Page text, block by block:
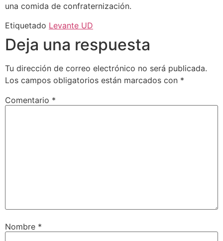
una comida de confraternización.
Etiquetado Levante UD
Deja una respuesta
Tu dirección de correo electrónico no será publicada.
Los campos obligatorios están marcados con *
Comentario *
Nombre *